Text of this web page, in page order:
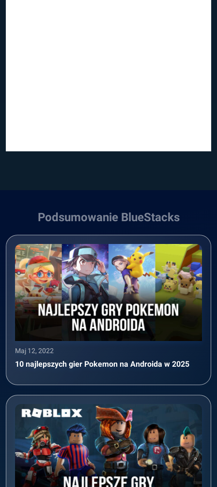
Podsumowanie BlueStacks
Maj 12, 2022
10 najlepszych gier Pokemon na Androida w 2025